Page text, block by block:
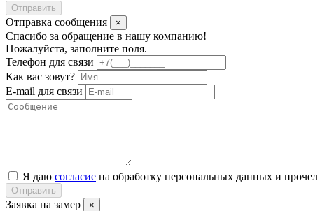
Отправить
Отправка сообщения ×
Спасибо за обращение в нашу компанию!
Пожалуйста, заполните поля.
Телефон для связи
Как вас зовут?
E-mail для связи
Я даю согласие на обработку персональных данных и прочел
Отправить
Заявка на замер ×